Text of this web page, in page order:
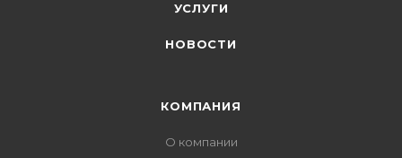
УСЛУГИ
НОВОСТИ
КОМПАНИЯ
О компании